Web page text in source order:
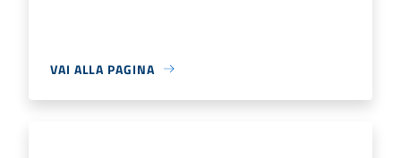
VAI ALLA PAGINA